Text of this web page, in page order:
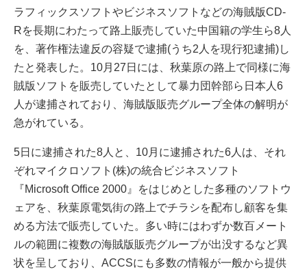
ラフィックスソフトやビジネスソフトなどの海賊版CD-
Rを長期にわたって路上販売していた中国籍の学生ら8人
を、著作権法違反の容疑で逮捕(うち2人を現行犯逮捕)し
たと発表した。10月27日には、秋葉原の路上で同様に海
賊版ソフトを販売していたとして暴力団幹部ら日本人6
人が逮捕されており、海賊版販売グループ全体の解明が
急がれている。
5日に逮捕された8人と、10月に逮捕された6人は、それ
ぞれマイクロソフト(株)の統合ビジネスソフト
『Microsoft Office 2000』をはじめとした多種のソフトウ
ェアを、秋葉原電気街の路上でチラシを配布し顧客を集
める方法で販売していた。多い時にはわずか数百メート
ルの範囲に複数の海賊版販売グループが出没するなど異
状を呈しており、ACCSにも多数の情報が一般から提供